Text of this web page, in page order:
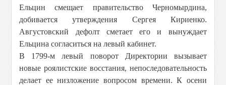
Ельцин смещает правительство Черномырдина,
добивается утверждения Сергея Кириенко.
Августовский дефолт сметает его и вынуждает
Ельцина согласиться на левый кабинет.
В 1799-м левый поворот Директории вызывает
новые роялистские восстания, непоследовательность
делает ее низложение вопросом времени. К осени